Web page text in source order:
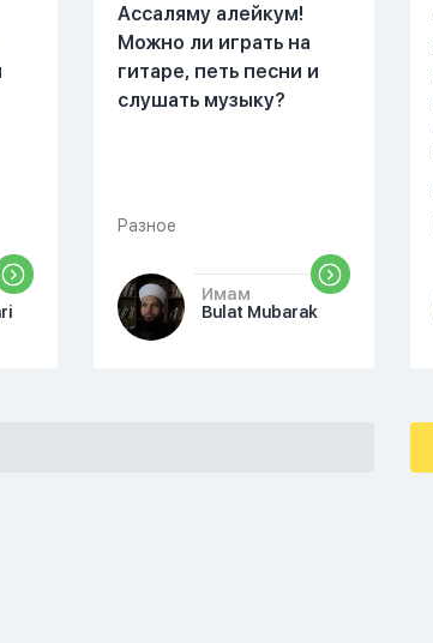
Ассаляму алейкум!
Можно ли играть на
гитаре, петь песни и
слушать музыку?
Разное
Имам
Bulat Mubarak